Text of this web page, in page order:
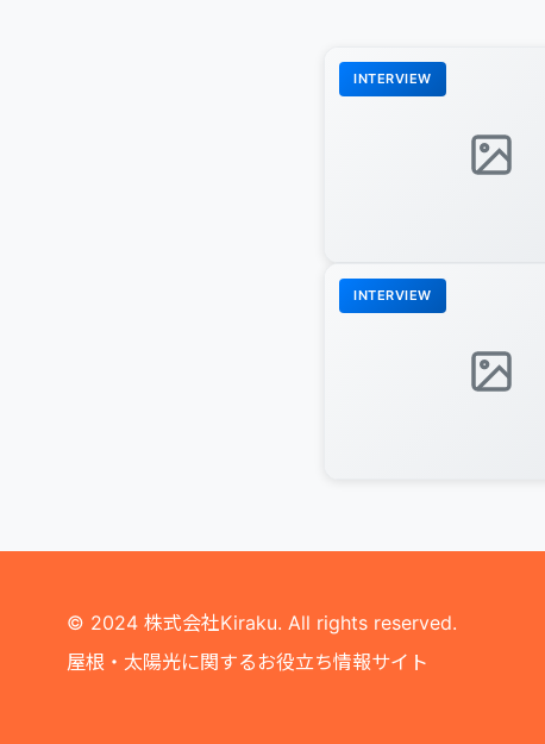
INTERVIEW
INTERVIEW
© 2024 株式会社Kiraku. All rights reserved.
屋根・太陽光に関するお役立ち情報サイト